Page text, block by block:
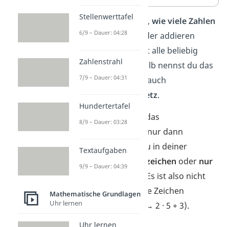
Es spielt keine Rolle, wie viele Zahlen
du multiplizieren oder addieren
möchtest. Du darfst alle beliebig
vertauschen. Deshalb nennst du das
Kommutativgesetz auch
Vertauschungsgesetz.
Wichtig:
Du darfst das
Kommutativgesetz nur dann
anwenden, wenn du in deiner
Rechnung
nur Pluszeichen oder nur
siehst. Es ist also nicht
erlaubt, wenn du dieZeichen
gemischt findest!
(→ 2 · 5 + 3).
Stellenwerttafel
6/9 – Dauer: 04:28
Zahlenstrahl
7/9 – Dauer: 04:31
Hundertertafel
8/9 – Dauer: 03:28
Textaufgaben
9/9 – Dauer: 04:39
Mathematische Grundlagen
Uhr lernen
Uhr lernen